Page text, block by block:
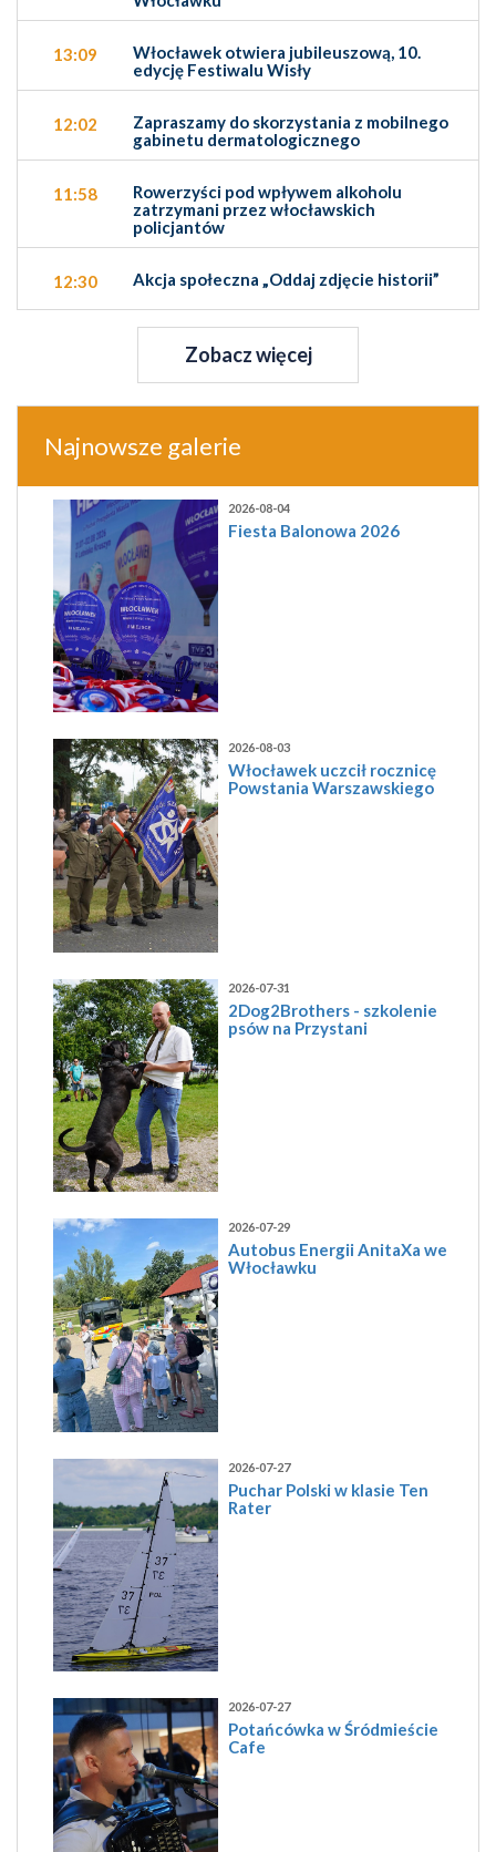
13:09
Włocławek otwiera jubileuszową, 10.
edycję Festiwalu Wisły
12:02
Zapraszamy do skorzystania z mobilnego
gabinetu dermatologicznego
11:58
Rowerzyści pod wpływem alkoholu
zatrzymani przez włocławskich
policjantów
12:30 Akcja społeczna „Oddaj zdjęcie historii”
Zobacz więcej
Najnowsze galerie
2026-08-04
Fiesta Balonowa 2026
2026-08-03
Włocławek uczcił rocznicę
Powstania Warszawskiego
2026-07-31
2Dog2Brothers - szkolenie
psów na Przystani
2026-07-29
Autobus Energii AnitaXa we
Włocławku
2026-07-27
Puchar Polski w klasie Ten
Rater
2026-07-27
Potańcówka w Śródmieście
Cafe